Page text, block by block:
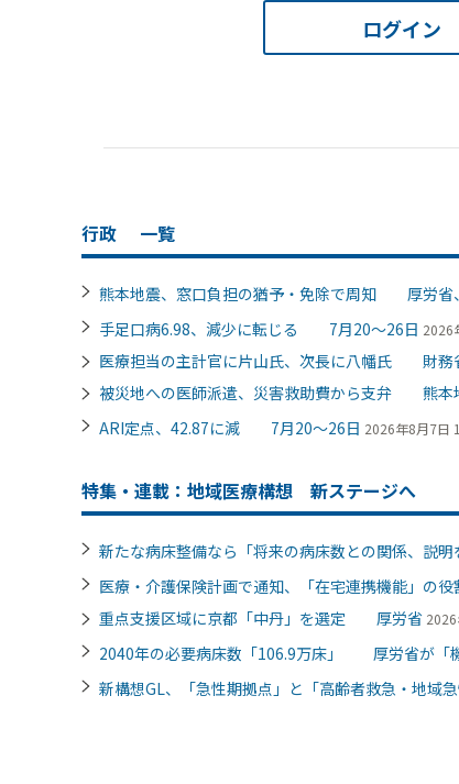
ログイン
行政 一覧
熊本地震、窓口負担の猶予・免除で周知 厚労省
手足口病6.98、減少に転じる 7月20～26日 2026
医療担当の主計官に片山氏、次長に八幡氏 財務
被災地への医師派遣、災害救助費から支弁 熊本
ARI定点、42.87に減 7月20～26日 2026年8月7日
特集・連載：地域医療構想 新ステージへ
新たな病床整備なら「将来の病床数との関係、
医療・介護保険計画で通知、「在宅連携機能」
重点支援区域に京都「中丹」を選定 厚労省
2040年の必要病床数「106.9万床」 厚労省が「
新構想GL、「急性期拠点」と「高齢者救急・地域